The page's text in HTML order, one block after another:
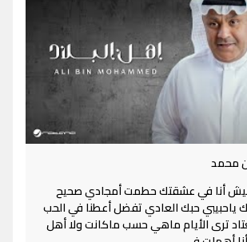
محمد
ليش أنا في عشقتك حطمت أمجادي صحيح
ياحبيبي حبك العادي تفضل أعطنا في الحب
ترى الأيام ماهي حسب ماكانت ولا أهل